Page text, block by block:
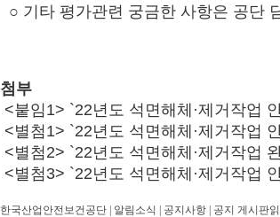
○ 기타 평가관련 궁금한 사항은 공단
첨부
<붙임1> `22년도 석면해체·제거작업
<별첨1> `22년도 석면해체·제거작업
<별첨2> `22년도 석면해체·제거작업
<별첨3> `22년도 석면해체·제거작업
한국산업안전보건공단 | 알림소식 | 공지사항 | 공지 게시판